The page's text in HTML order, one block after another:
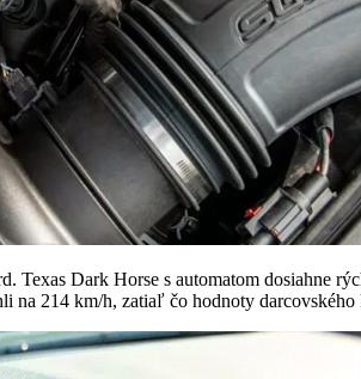
Texas Dark Horse s automatom dosiahne
214 km/h, zatiaľ čo hodnoty darcovského